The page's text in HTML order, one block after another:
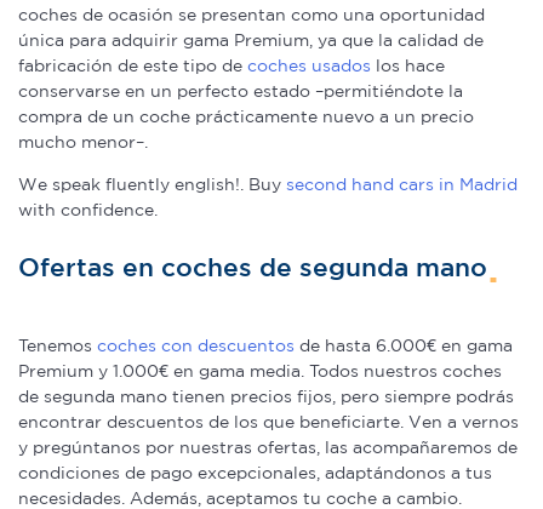
coches de ocasión se presentan como una oportunidad
única para adquirir gama Premium, ya que la calidad de
fabricación de este tipo de coches usados los hace
conservarse en un perfecto estado –permitiéndote la
compra de un coche prácticamente nuevo a un precio
mucho menor–.
We speak fluently english!. Buy second hand cars in Madrid
with confidence.
Ofertas en coches de segunda mano
Tenemos coches con descuentos de hasta 6.000€ en gama
Premium y 1.000€ en gama media. Todos nuestros coches
de segunda mano tienen precios fijos, pero siempre podrás
encontrar descuentos de los que beneficiarte. Ven a vernos
y pregúntanos por nuestras ofertas, las acompañaremos de
condiciones de pago excepcionales, adaptándonos a tus
necesidades. Además, aceptamos tu coche a cambio.